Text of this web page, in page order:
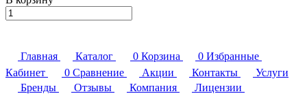
Главная Каталог 0 Корзина 0 Избранные
Кабинет
0 Сравнение Акции Контакты
Услуги
Бренды
Отзывы Компания
Лицензии